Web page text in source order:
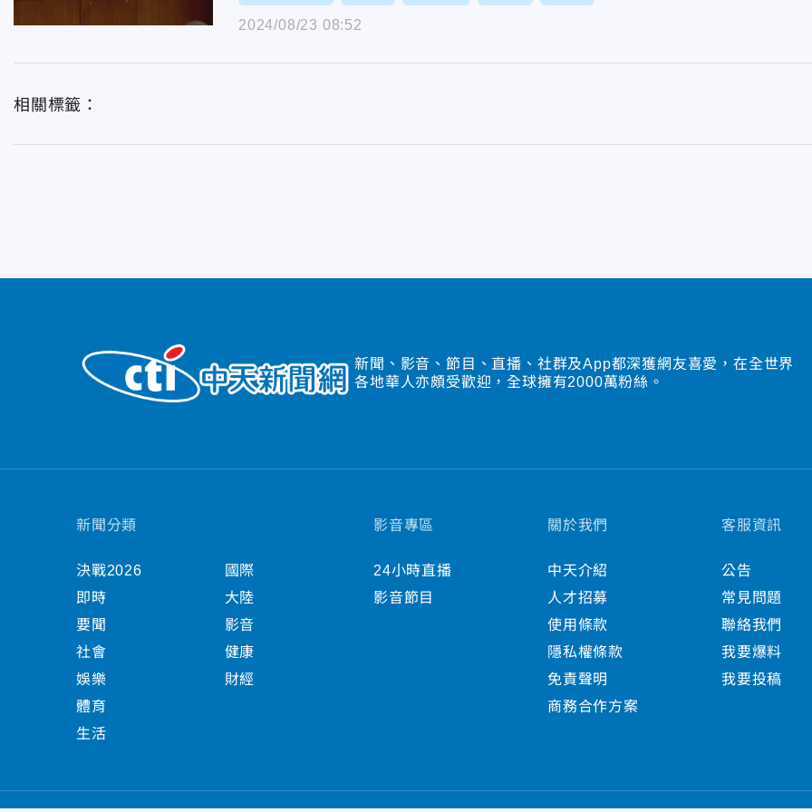
2024/08/23 08:52
相關標籤：
新聞、影音、節目、直播、社群及App都深獲網友喜愛，在全世界
各地華人亦頗受歡迎，全球擁有2000萬粉絲。
新聞分類
決戰2026
即時
要聞
社會
娛樂
體育
生活
國際
大陸
影音
健康
財經
影音專區
24小時直播
影音節目
關於我們
中天介紹
人才招募
使用條款
隱私權條款
免責聲明
商務合作方案
客服資訊
公告
常見問題
聯絡我們
我要爆料
我要投稿